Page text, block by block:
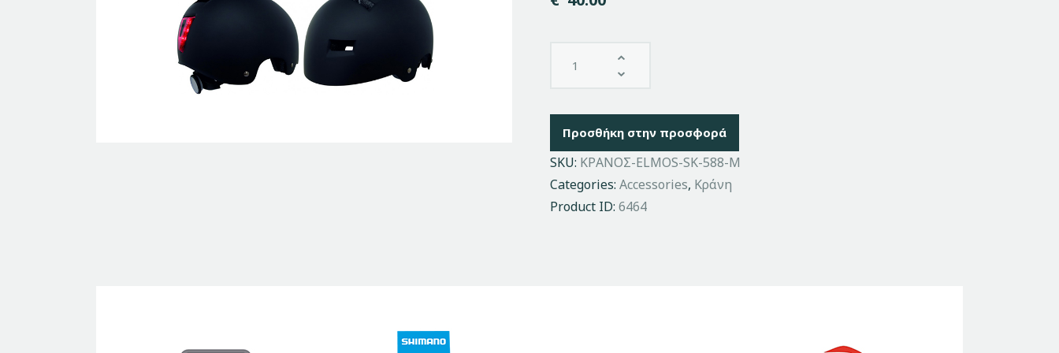
Προσθήκη στην προσφορά
SKU: ΚΡΑΝΟΣ-ELMOS-SK-588-M
Categories: Accessories, Κράνη
Product ID: 6464